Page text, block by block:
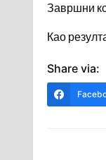
Завршни
Као
Share via: